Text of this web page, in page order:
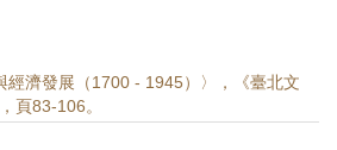
經濟發展（1700 - 1945）〉，《臺北文
頁83-106。